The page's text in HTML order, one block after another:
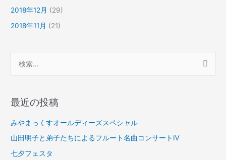
2018年12月 (29)
2018年11月 (21)
象
:
最近の投稿
みやまっくすオールディーズスペシャル
山田明子と弟子たちによるフルート名曲コンサートⅣ
七夕フェスタ